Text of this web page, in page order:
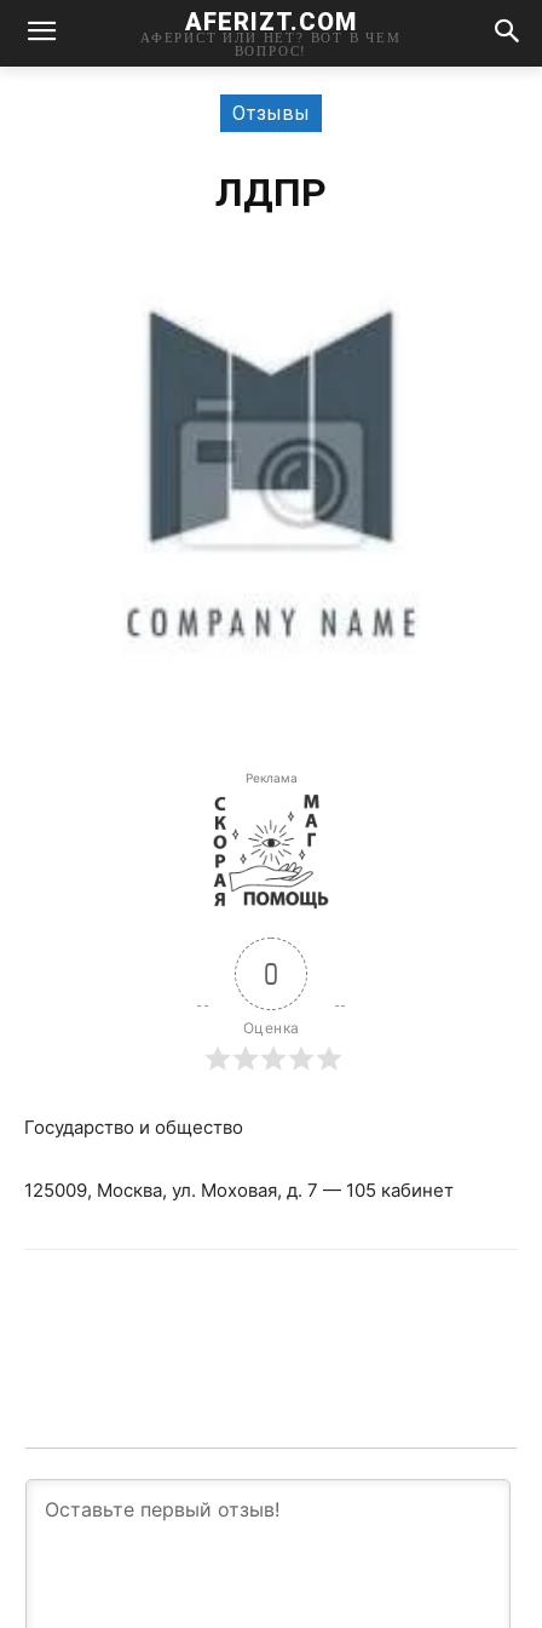
AFERIZT.COM
АФЕРИСТ ИЛИ НЕТ? ВОТ В ЧЕМ
ВОПРОС!
Отзывы
ЛДПР
Реклама
0
Оценка
Государство и общество
125009, Москва, ул. Моховая, д. 7 — 105 кабинет